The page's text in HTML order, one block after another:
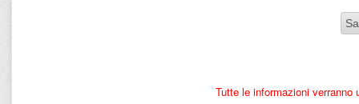
Tutte le informazioni